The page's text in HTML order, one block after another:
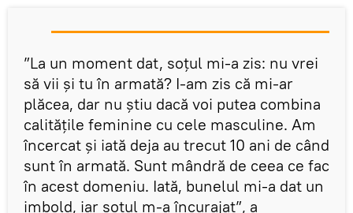
”La un moment dat, soțul mi-a zis: nu vrei
să vii și tu în armată? I-am zis că mi-ar
plăcea, dar nu știu dacă voi putea combina
calitățile feminine cu cele masculine. Am
încercat și iată deja au trecut 10 ani de când
sunt în armată. Sunt mândră de ceea ce fac
în acest domeniu. Iată, bunelul mi-a dat un
imbold, iar soțul m-a încurajat”, a